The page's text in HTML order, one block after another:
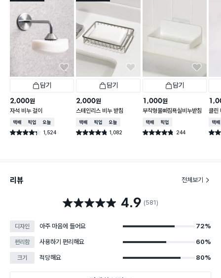
담기
2,000원
자석 비누 걸이
택배배송매장픽업오늘배송
별점 4.3점 1,524
건 작성
담기
2,000원
스테인리스 비누 받침
택배배송매장픽업오늘배송
별점 4.8점 1,082
건 작성
담기
1,000원
부착형물빠짐욕실비누받침
택배배송매장픽업
별점 4.8점 244
건 작성
클린
택배
별점
리뷰 전체보기
별점 4.9점 4.9 (581)
디자인 아주 마음에 들어요 72%
편리함 사용하기 편리해요 60%
크기 적당해요 80%